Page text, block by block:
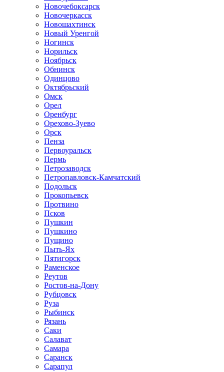
Новочебоксарск
Новочеркасск
Новошахтинск
Новый Уренгой
Ногинск
Норильск
Ноябрьск
Обнинск
Одинцово
Октябрьский
Омск
Орел
Оренбург
Орехово-Зуево
Орск
Пенза
Первоуральск
Пермь
Петрозаводск
Петропавловск-Камчатский
Подольск
Прокопьевск
Протвино
Псков
Пушкин
Пушкино
Пущино
Пыть-Ях
Пятигорск
Раменское
Реутов
Ростов-на-Дону
Рубцовск
Руза
Рыбинск
Рязань
Саки
Салават
Самара
Саранск
Сарапул